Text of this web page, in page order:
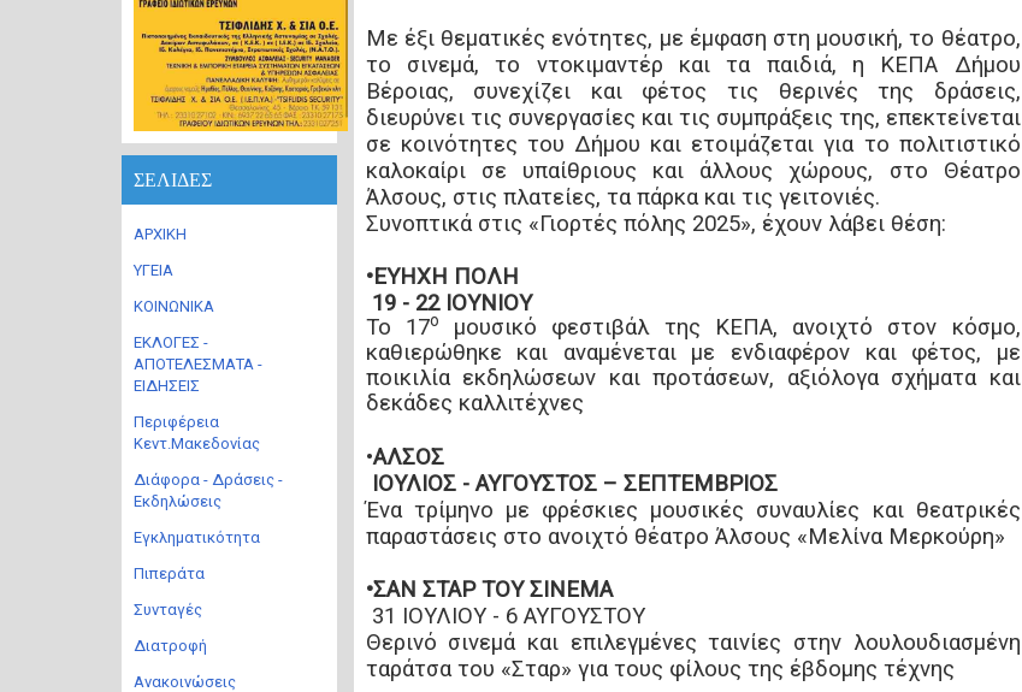
Με έξι θεματικές ενότητες, με έμφαση στη μουσική, το θέατρο,
το σινεμά, το ντοκιμαντέρ και τα παιδιά, η ΚΕΠΑ Δήμου
Βέροιας, συνεχίζει και φέτος τις θερινές της δράσεις,
διευρύνει τις συνεργασίες και τις συμπράξεις της, επεκτείνεται
σε κοινότητες του Δήμου και ετοιμάζεται για το πολιτιστικό
καλοκαίρι σε υπαίθριους και άλλους χώρους, στο Θέατρο
Άλσους, στις πλατείες, τα πάρκα και τις γειτονιές.
Συνοπτικά στις «Γιορτές πόλης 2025», έχουν λάβει θέση:
•ΕΥΗΧΗ ΠΟΛΗ
19 - 22 ΙΟΥΝΙΟΥ
Το 17ο
μουσικό φεστιβάλ της ΚΕΠΑ, ανοιχτό στον κόσμο,
καθιερώθηκε και αναμένεται με ενδιαφέρον και φέτος, με
ποικιλία εκδηλώσεων και προτάσεων, αξιόλογα σχήματα και
δεκάδες καλλιτέχνες
•ΑΛΣΟΣ
ΙΟΥΛΙΟΣ - ΑΥΓΟΥΣΤΟΣ – ΣΕΠΤΕΜΒΡΙΟΣ
Ένα τρίμηνο με φρέσκιες μουσικές συναυλίες και θεατρικές
παραστάσεις στο ανοιχτό θέατρο Άλσους «Μελίνα Μερκούρη»
•ΣΑΝ ΣΤΑΡ ΤΟΥ ΣΙΝΕΜΑ
31 ΙΟΥΛΙΟΥ - 6 ΑΥΓΟΥΣΤΟΥ
Θερινό σινεμά και επιλεγμένες ταινίες στην λουλουδιασμένη
ταράτσα του «Σταρ» για τους φίλους της έβδομης τέχνης
ΣΕΛΙΔΕΣ
ΑΡΧΙΚΗ
ΥΓΕΙΑ
ΚΟΙΝΩΝΙΚΑ
ΕΚΛΟΓΕΣ -
ΑΠΟΤΕΛΕΣΜΑΤΑ -
ΕΙΔΗΣΕΙΣ
Περιφέρεια
Κεντ.Μακεδονίας
Διάφορα - Δράσεις -
Εκδηλώσεις
Εγκληματικότητα
Πιπεράτα
Συνταγές
Διατροφή
Ανακοινώσεις